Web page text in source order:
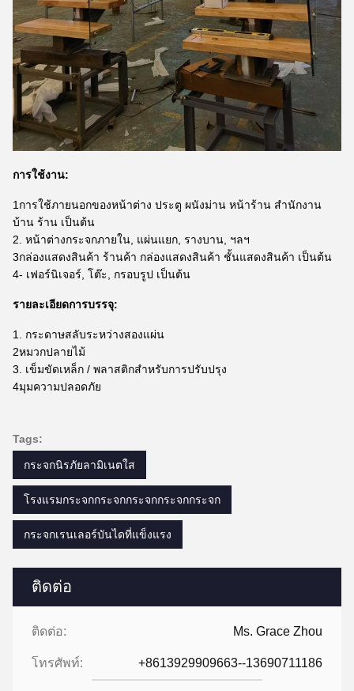
ติดต่อ
ติดต่อ: Ms. Grace Zhou
โทรศัพท์: +8613929909663--13690711186
การใช้งาน:
1การใช้ภายนอกของหน้าต่าง ประตู ผนังม่าน หน้าร้าน สํานักงาน
บ้าน ร้าน เป็นต้น
2. หน้าต่างกระจกภายใน, แผ่นแยก, รางบาน, ฯลฯ
3กล่องแสดงสินค้า ร้านค้า กล่องแสดงสินค้า ชั้นแสดงสินค้า เป็นต้น
4- เฟอร์นิเจอร์, โต๊ะ, กรอบรูป เป็นต้น
รายละเอียดการบรรจุ:
1. กระดาษสลับระหว่างสองแผ่น
2หมวกปลายไม้
3. เข็มขัดเหล็ก / พลาสติกสําหรับการปรับปรุง
4มุมความปลอดภัย
Tags:
กระจกนิรภัยลามิเนตใส
โรงแรมกระจกกระจกกระจกกระจกกระจก
กระจกเรนเลอร์บันไดที่แข็งแรง